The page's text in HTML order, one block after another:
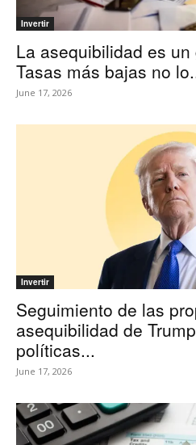
Invertir
La asequibilidad es
Tasas más bajas no
June 17, 2026
Invertir
Seguimiento de las
asequibilidad de
políticas...
June 17, 2026